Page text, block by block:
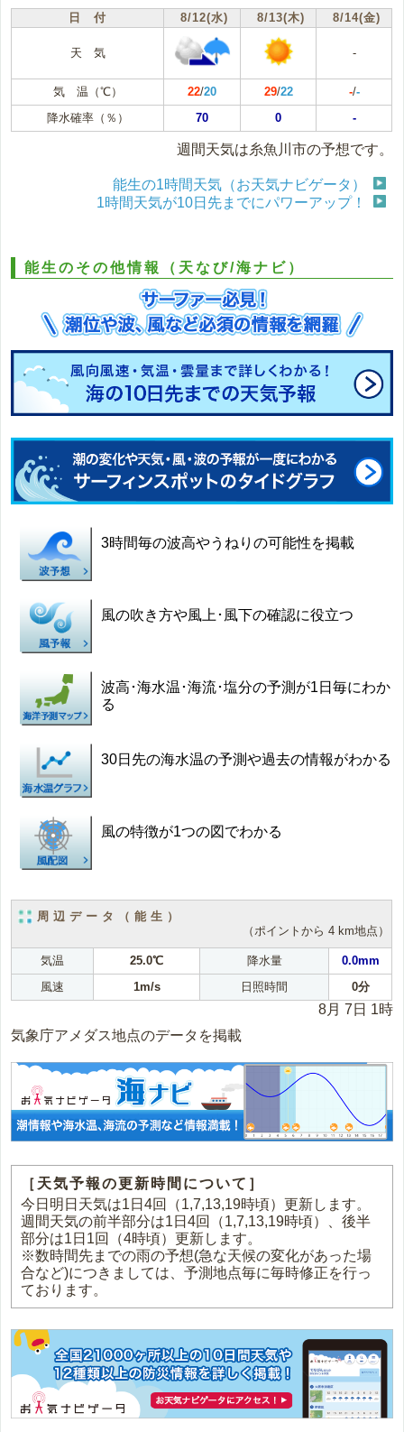
日 付 8/12(水) 8/13(木) 8/14(金)
天 気 -
気 温（℃） 22/20 29/22 -/-
降水確率（％）
70 0 -
週間天気は糸魚川市の予想です。
能生の1時間天気（お天気ナビゲータ）
1時間天気が10日先までにパワーアップ！
能生のその他情報（天なび/海ナビ）
3時間毎の波高やうねりの可能性を掲載
風の吹き方や風上･風下の確認に役立つ
波高･海水温･海流･塩分の予測が1日毎にわか
る
30日先の海水温の予測や過去の情報がわかる
風の特徴が1つの図でわかる
周辺データ（能生）
（ポイントから 4 km地点）
気温 25.0℃ 降水量
0.0mm
風速
1m/s 日照時間 0分
8月 7日 1時
気象庁アメダス地点のデータを掲載
［天気予報の更新時間について］
今日明日天気は1日4回（1,7,13,19時頃）更新します。
週間天気の前半部分は1日4回（1,7,13,19時頃）、後半
部分は1日1回（4時頃）更新します。
※数時間先までの雨の予想(急な天候の変化があった場
合など)につきましては、予測地点毎に毎時修正を行っ
ております。